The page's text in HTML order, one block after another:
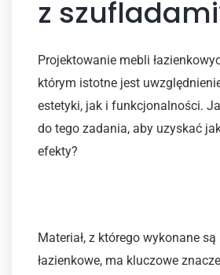
z
Projektowanie mebli
którym istotne jest
estetyki, jak i funkcjonalności.
do tego zadania, aby uzyskać
efekty?
Materiał, z którego wykonane są
łazienkowe, ma kluczowe